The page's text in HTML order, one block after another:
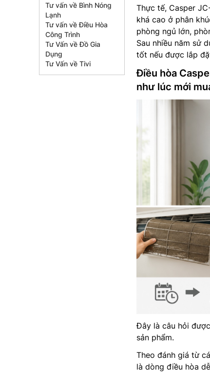
Tư vấn về Bình Nóng
Lạnh
Tư vấn về Điều Hòa
Công Trình
Tư Vấn về Đồ Gia
Dụng
Tư Vấn về Tivi
Thực tế, Casper
khá cao ở phân
phòng ngủ lớn,
Sau nhiều năm sử
tốt nếu được lắp
Điều hòa
như lúc mới
Đây là câu hỏi
sản phẩm.
Theo đánh giá từ
là dòng điều hòa